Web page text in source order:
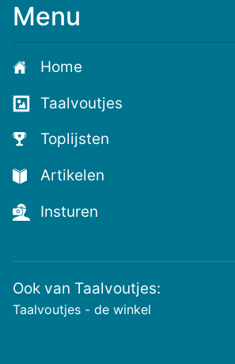
Meld
voor
de
nieuwste
voutjes
en
de
voutste
nieuwtjes!
Menu
Home
Taalvoutjes
Toplijsten
Artikelen
Insturen
Ook van Taalvoutjes:
Taalvoutjes - de winkel